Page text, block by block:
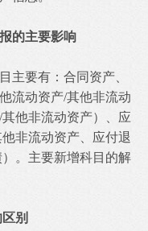
的主要影响
主要有：合同资产、
流动资产/其他非流动
他非流动资产）、应
非流动资产、应付退
。主要新增科目的解
别